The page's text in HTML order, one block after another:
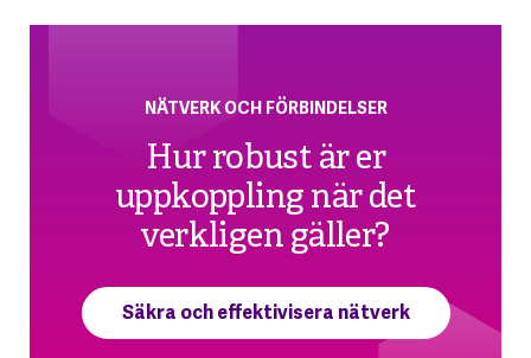
NÄTVERK OCH FÖRBINDELSER
Hur robust är er
uppkoppling när det
verkligen gäller?
Säkra och effektivisera nätverk